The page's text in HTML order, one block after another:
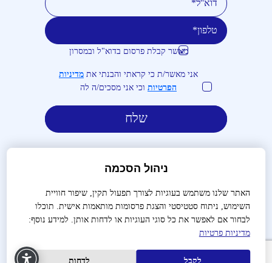
מאשר קבלת פרסום בדוא"ל ובמסרון
אני מאשר/ת כי קראתי והבנתי את מדיניות
הפרטיות וכי אני מסכים/ה לה
לבירורים והזמנות:03-9488666
שאלות נפוצות צור קשר
עיצוב האתר
ניהול הסכמה
האתר שלנו משתמש בעוגיות לצורך תפעול תקין, שיפור חוויית
השימוש, ניתוח סטטיסטי והצגת פרסומות מותאמות אישית. תוכלו
לבחור אם לאפשר את כל סוגי העוגיות או לדחות אותן. למידע נוסף:
מדיניות פרטיות
לקבל לדחות